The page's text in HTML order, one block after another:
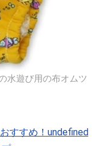
水遊び用の布オムツ